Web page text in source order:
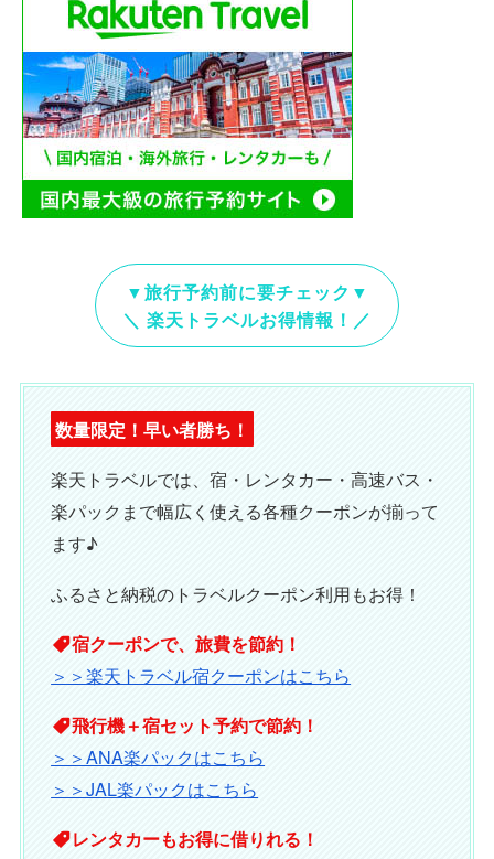
▼旅行予約前に要チェック▼
＼ 楽天トラベルお得情報！／
数量限定！早い者勝ち！
楽天トラベルでは、宿・レンタカー・高速バス・
楽パックまで幅広く使える各種クーポンが揃って
ます♪
ふるさと納税のトラベルクーポン利用もお得！
宿クーポンで、旅費を節約！
＞＞楽天トラベル宿クーポンはこちら
飛行機＋宿セット予約で節約！
＞＞ANA楽パックはこちら
＞＞JAL楽パックはこちら
レンタカーもお得に借りれる！